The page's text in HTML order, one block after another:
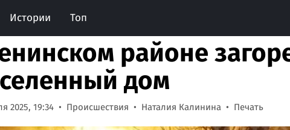
Истории Топ
районе
дом
2025, 19:34 Происшествия Наталия Калинина Печать